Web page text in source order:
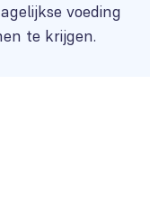
voeding
te krijgen.